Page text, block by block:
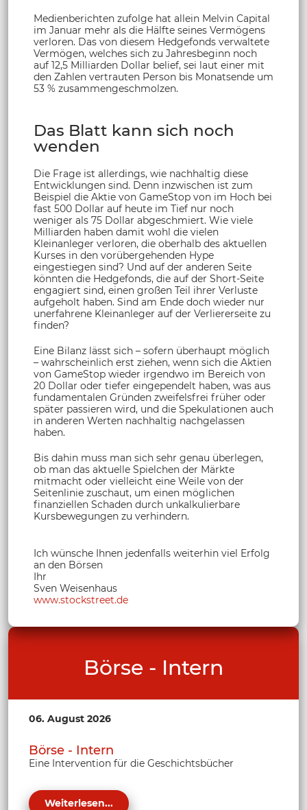
Medienberichten zufolge hat allein Melvin Capital
im Januar mehr als die Hälfte seines Vermögens
verloren. Das von diesem Hedgefonds verwaltete
Vermögen, welches sich zu Jahresbeginn noch
auf 12,5 Milliarden Dollar belief, sei laut einer mit
den Zahlen vertrauten Person bis Monatsende um
53 % zusammengeschmolzen.
Das Blatt kann sich noch
wenden
Die Frage ist allerdings, wie nachhaltig diese
Entwicklungen sind. Denn inzwischen ist zum
Beispiel die Aktie von GameStop von im Hoch bei
fast 500 Dollar auf heute im Tief nur noch
weniger als 75 Dollar abgeschmiert. Wie viele
Milliarden haben damit wohl die vielen
Kleinanleger verloren, die oberhalb des aktuellen
Kurses in den vorübergehenden Hype
eingestiegen sind? Und auf der anderen Seite
könnten die Hedgefonds, die auf der Short-Seite
engagiert sind, einen großen Teil ihrer Verluste
aufgeholt haben. Sind am Ende doch wieder nur
unerfahrene Kleinanleger auf der Verliererseite zu
finden?
Eine Bilanz lässt sich – sofern überhaupt möglich
– wahrscheinlich erst ziehen, wenn sich die Aktien
von GameStop wieder irgendwo im Bereich von
20 Dollar oder tiefer eingependelt haben, was aus
fundamentalen Gründen zweifelsfrei früher oder
später passieren wird, und die Spekulationen auch
in anderen Werten nachhaltig nachgelassen
haben.
Bis dahin muss man sich sehr genau überlegen,
ob man das aktuelle Spielchen der Märkte
mitmacht oder vielleicht eine Weile von der
Seitenlinie zuschaut, um einen möglichen
finanziellen Schaden durch unkalkulierbare
Kursbewegungen zu verhindern.
Ich wünsche Ihnen jedenfalls weiterhin viel Erfolg
an den Börsen
Ihr
Sven Weisenhaus
www.stockstreet.de
Börse - Intern
06. August 2026
Börse - Intern
Eine Intervention für die Geschichtsbücher
Weiterlesen...